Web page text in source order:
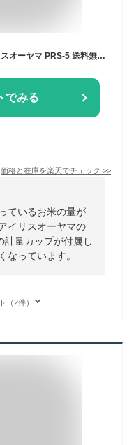
米びつ 5kg 冷蔵庫 野菜室 スリム アイリスオーヤマ PRS-5 送料無料 キッチン収納 米櫃 計量カップ ライスストッカー ライスボックス ストッカー 野菜室 ホワイト クリア キッチン用品 米 炊飯 キッチン 収納 収納 保管
でみる
価格と在庫を楽天でチェック >>
ているお米の量が
イリスオーヤマの
計量カップが付属し
なっています。
（2件）